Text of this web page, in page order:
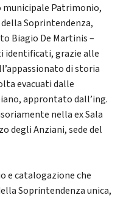
municipale Patrimonio,
Soprintendenza,
Biagio De Martinis –
identificati, grazie alle
di storia
evacuati dalle
approntato dall’ing.
nella ex Sala
degli Anziani, sede del
e catalogazione che
Soprintendenza unica,